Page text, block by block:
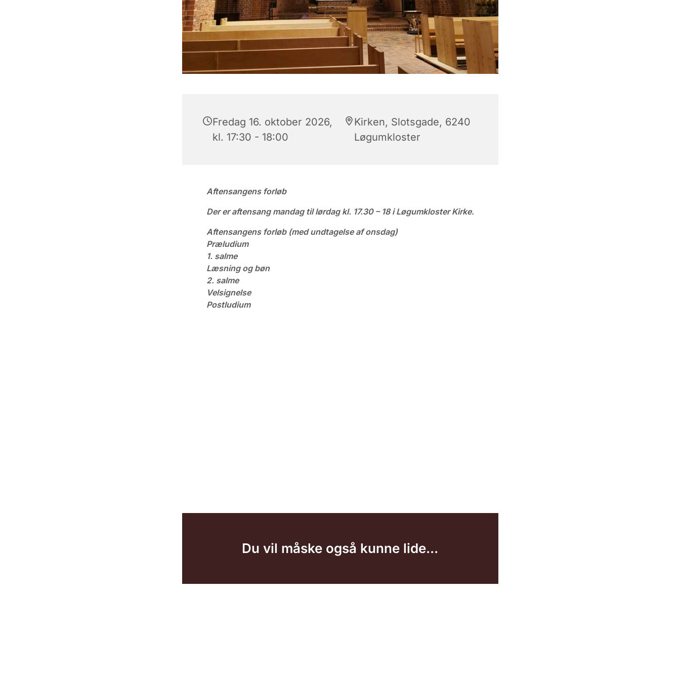
Fredag 16. oktober 2026,
kl. 17:30 - 18:00
Kirken, Slotsgade, 6240
Løgumkloster
Aftensangens forløb
Der er aftensang mandag til lørdag kl. 17.30 – 18 i Løgumkloster Kirke.
Aftensangens forløb (med undtagelse af onsdag)
Præludium
1. salme
Læsning og bøn
2. salme
Velsignelse
Postludium
Du vil måske også kunne lide...